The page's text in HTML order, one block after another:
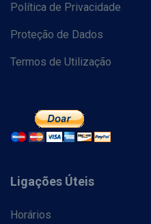
Política de Privacidade
Proteção de Dados
Termos de Utilização
Ligações Úteis
Horários